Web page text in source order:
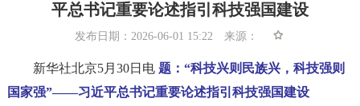
平总书记重要论述指引科技强国建设
发布日期：2026-06-01 15:22 来源：
新华社北京5月30日电 题：“科技兴则民族兴，科技强则
国家强”——习近平总书记重要论述指引科技强国建设